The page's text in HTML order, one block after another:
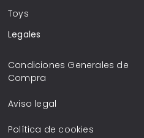
Toys
Legales
Condiciones Generales de
Compra
Aviso legal
Política de cookies